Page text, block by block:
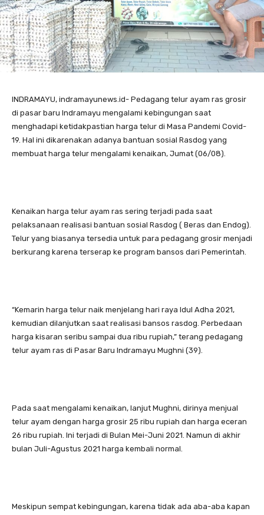
INDRAMAYU, indramayunews.id- Pedagang telur ayam ras grosir
di pasar baru Indramayu mengalami kebingungan saat
menghadapi ketidakpastian harga telur di Masa Pandemi Covid-
19. Hal ini dikarenakan adanya bantuan sosial Rasdog yang
membuat harga telur mengalami kenaikan, Jumat (06/08).
Kenaikan harga telur ayam ras sering terjadi pada saat
pelaksanaan realisasi bantuan sosial Rasdog ( Beras dan Endog).
Telur yang biasanya tersedia untuk para pedagang grosir menjadi
berkurang karena terserap ke program bansos dari Pemerintah.
“Kemarin harga telur naik menjelang hari raya Idul Adha 2021,
kemudian dilanjutkan saat realisasi bansos rasdog. Perbedaan
harga kisaran seribu sampai dua ribu rupiah,” terang pedagang
telur ayam ras di Pasar Baru Indramayu Mughni (39).
Pada saat mengalami kenaikan, lanjut Mughni, dirinya menjual
telur ayam dengan harga grosir 25 ribu rupiah dan harga eceran
26 ribu rupiah. Ini terjadi di Bulan Mei-Juni 2021. Namun di akhir
bulan Juli-Agustus 2021 harga kembali normal.
Meskipun sempat kebingungan, karena tidak ada aba-aba kapan